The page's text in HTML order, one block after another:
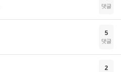
댓글
5
댓글
2